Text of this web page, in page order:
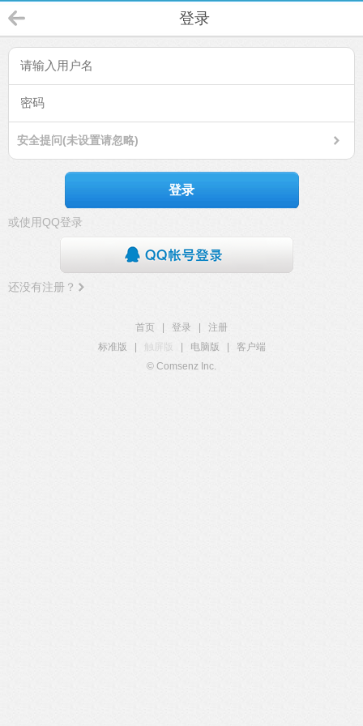
登录
安全提问(未设置请忽略)
登录
或使用QQ登录
还没有注册？
首页 登录
注册
标准版
触屏版 电脑版
客户端
© Comsenz Inc.